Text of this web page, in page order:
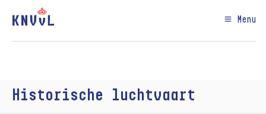
Menu
Historische luchtvaart